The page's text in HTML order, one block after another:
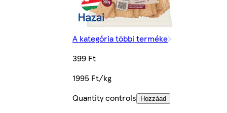
A kategória többi terméke
399 Ft
1995 Ft/kg
Quantity controls
Hozzáad